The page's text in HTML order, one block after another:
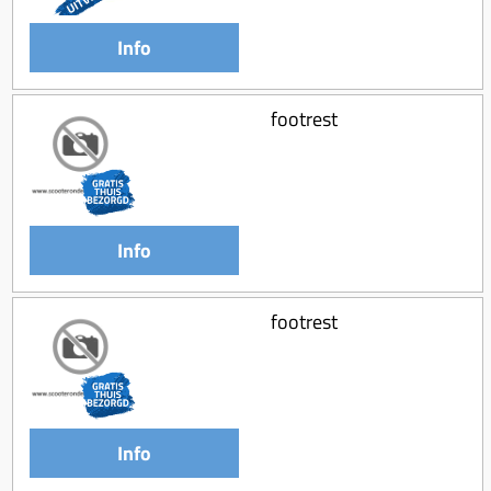
Koppeling compleet
Koppeling trekveer
Ketting / tandwiel
Koeling (delen)
Overbrenging
Info
footrest
Info
footrest
Info